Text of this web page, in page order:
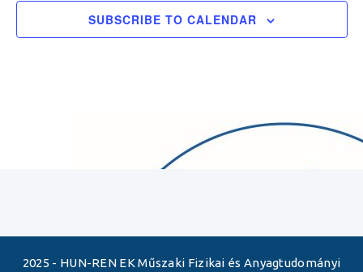
SUBSCRIBE TO CALENDAR
2025 - HUN-REN EK Műszaki Fizikai és Anyagtudományi